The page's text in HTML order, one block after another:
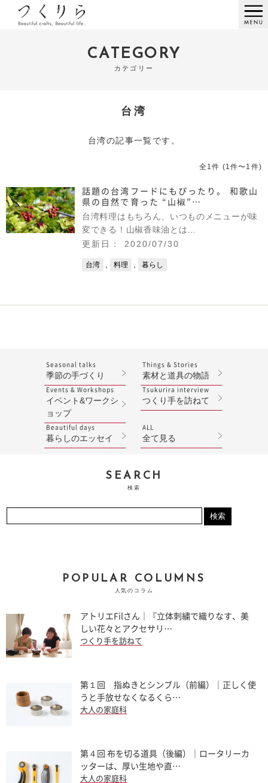
CATEGORY
カテゴリー
台湾
台湾の記事一覧です。
全1件 (1件〜1件)
話題の台湾フードにもぴったり。 和歌山
県の自然で育った “山椒”…
台湾料理はもちろん、いつものメニューが味
変できる！山椒香味油とは…
更新日： 2020/07/30
台湾 料理 暮らし
Seasonal talks
季節の手づくり
Things & Stories
素材と道具の物語
Events & Workshops
イベント&ワークシ
ョップ
Tsukurira interview
つくり手を訪ねて
Beautiful days
暮らしのエッセイ
ALL
全て見る
SEARCH
検索
POPULAR COLUMNS
人気のコラム
アトリエFilさん｜『立体刺繍で織りなす、美
しい花々とアクセサリ…
つくり手を訪ねて
第１回 指ぬきとシンブル（前編）｜正しく使
うと手放せなくなるくら…
大人の家庭科
第４回 布を切る道具（後編）｜ロータリーカ
ッターは、厚い生地や直…
大人の家庭科